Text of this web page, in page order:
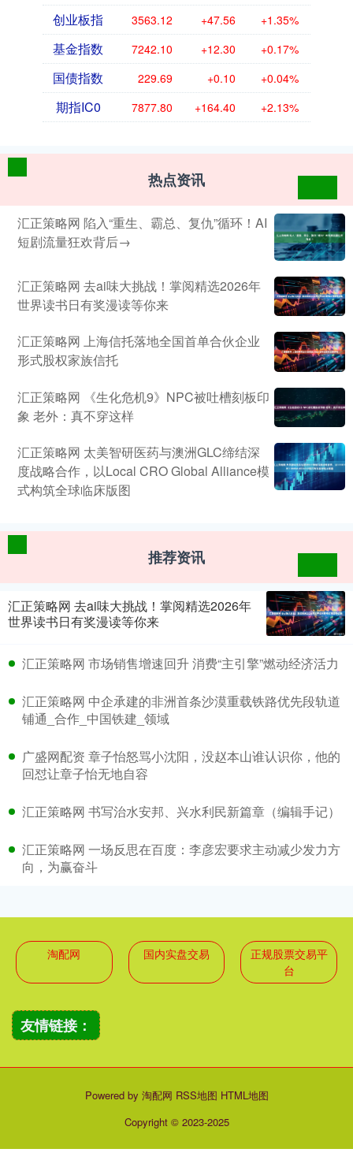
创业板指 3563.12 +47.56 +1.35%
基金指数 7242.10 +12.30 +0.17%
国债指数 229.69 +0.10 +0.04%
期指IC0 7877.80 +164.40 +2.13%
热点资讯
汇正策略网 陷入“重生、霸总、复仇”循环！AI
短剧流量狂欢背后→
汇正策略网 去ai味大挑战！掌阅精选2026年
世界读书日有奖漫读等你来
汇正策略网 上海信托落地全国首单合伙企业
形式股权家族信托
汇正策略网 《生化危机9》NPC被吐槽刻板印
象 老外：真不穿这样
汇正策略网 太美智研医药与澳洲GLC缔结深
度战略合作，以Local CRO Global Alliance模
式构筑全球临床版图
推荐资讯
汇正策略网 去ai味大挑战！掌阅精选2026年
世界读书日有奖漫读等你来
汇正策略网 市场销售增速回升 消费“主引擎”燃动经济活力
汇正策略网 中企承建的非洲首条沙漠重载铁路优先段轨道
铺通_合作_中国铁建_领域
广盛网配资 章子怡怒骂小沈阳，没赵本山谁认识你，他的
回怼让章子怡无地自容
汇正策略网 书写治水安邦、兴水利民新篇章（编辑手记）
汇正策略网 一场反思在百度：李彦宏要求主动减少发力方
向，为赢奋斗
淘配网 国内实盘交易
正规股票交易平
台
友情链接：
Powered by 淘配网 RSS地图 HTML地图
Copyright © 2023-2025